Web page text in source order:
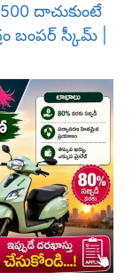
దాచుకుంటే
బంపర్ స్కీమ్ |